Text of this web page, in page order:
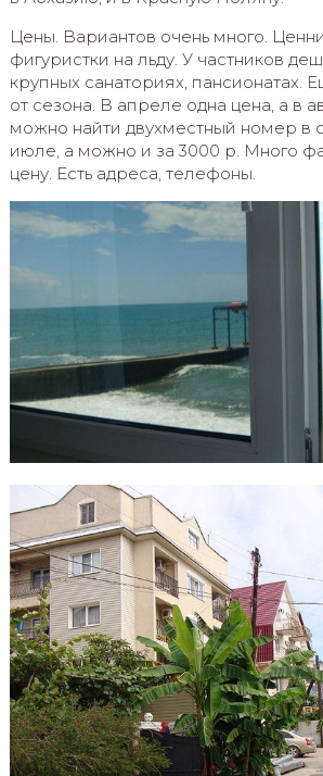
Цены. Вариантов очень много.
фигуристки на льду. У частников
крупных санаториях, пансионатах.
от сезона. В апреле одна цена, а в
можно найти двухместный номер в
июле, а можно и за 3000 р. Много
цену. Есть адреса, телефоны.